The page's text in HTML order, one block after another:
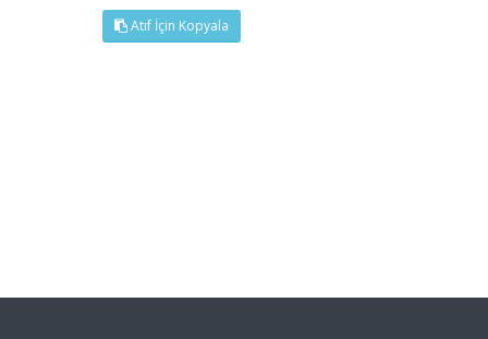
Atıf İçin Kopyala